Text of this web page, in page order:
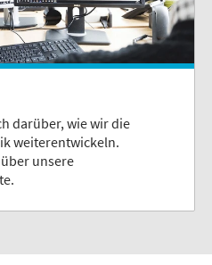
darüber, wie wir die
weiterentwickeln.
unsere